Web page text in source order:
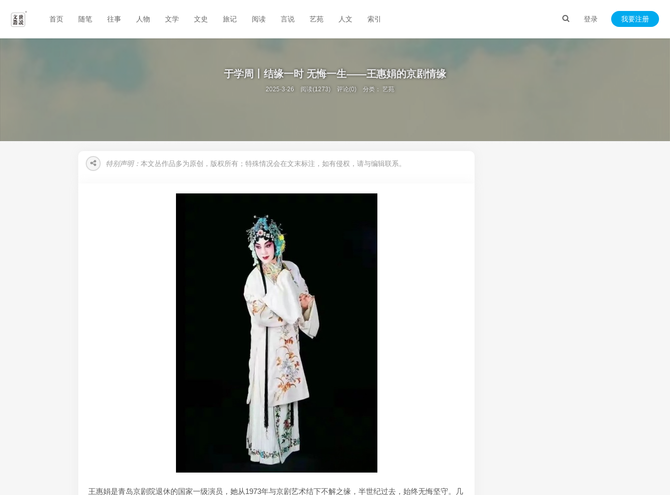
登录 我要注册
首页 随笔 往事 人物 文学 文史 旅记 阅读 言说 艺苑 人文 索引
于学周丨结缘一时 无悔一生——王惠娟的京剧情缘
2025-3-26 阅读(1273) 评论(0) 分类：艺苑
特别声明： 本文丛作品多为原创，版权所有；特殊情况会在文末标注，如有侵权，请与编辑联系。
王惠娟是青岛京剧院退休的国家一级演员，她从1973年与京剧艺术结下不解之缘，半世纪过去，始终无悔坚守。几